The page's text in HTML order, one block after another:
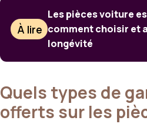
À lire
Les pièces voiture
comment choisir et
longévité
Quels types de
offerts sur les